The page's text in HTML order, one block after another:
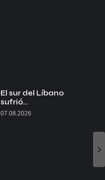
El sur del Líbano
sufrió…
07.08.2026